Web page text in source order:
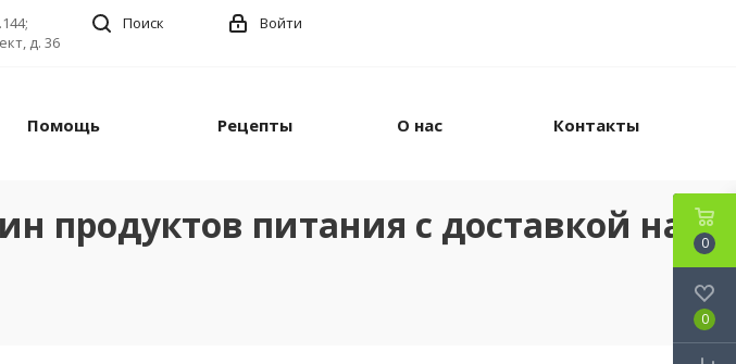
д. 36
Поиск Войти
Помощь Рецепты О нас Контакты
продуктов питания с доставкой на 0
0